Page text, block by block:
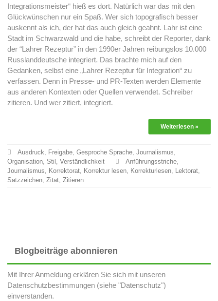
Integrationsmeister“ hieß es dort. Natürlich war das mit den
Glückwünschen nur ein Spaß. Wer sich topografisch besser
auskennt als ich, der hat das auch gleich geahnt. Lahr ist eine
Stadt im Schwarzwald und die habe, schreibt der Reporter, dank
der “Lahrer Rezeptur” in den 1990er Jahren reibungslos 10.000
Russlanddeutsche integriert. Das brachte mich auf den
Gedanken, selbst eine „Lahrer Rezeptur für Integration“ zu
verfassen. Denn in Presse- und PR-Texten werden Elemente
aus anderen Kontexten oder Quellen verwendet. Schreiber
zitieren. Und wer zitiert, integriert.
Weiterlesen »
Ausdruck, Freigabe, Gesproche Sprache, Journalismus,
Organisation, Stil , Verständlichkeit Anführungsstriche,
Journalismus, Korrektorat, Korrektur lesen, Korrekturlesen, Lektorat,
Satzzeichen, Zitat, Zitieren
Blogbeiträge abonnieren
Mit Ihrer Anmeldung erklären Sie sich mit unseren
Datenschutzbestimmungen (siehe "Datenschutz")
einverstanden.